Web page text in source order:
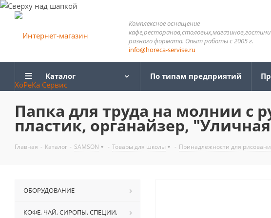
Комплексное оснащение
разного формата. Опыт работы с 2005 г.
info@horeca-servise.ru
Каталог По типам предприятий
Папка для труда на молнии с
пластик, органайзер,
Главная - Каталог - SAMSON - Товары для школы - Принадлежности для
ОБОРУДОВАНИЕ
КОФЕ, ЧАЙ, СИРОПЫ, СПЕЦИИ,